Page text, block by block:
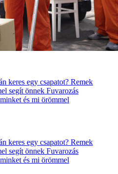
keres egy csapatot? Remek
segít önnek Fuvarozás
és mi örömmel
keres egy csapatot? Remek
segít önnek Fuvarozás
és mi örömmel